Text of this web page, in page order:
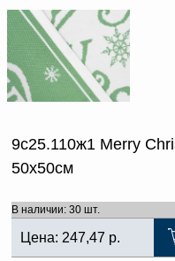
Новости | Статьи
9с25.110ж1 Merry
50х50см
В наличии: 30 шт.
Цена: 247,47 р.